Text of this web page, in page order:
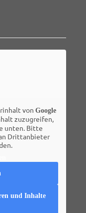
von Google
zuzugreifen,
unten. Bitte
Drittanbieter
und Inhalte